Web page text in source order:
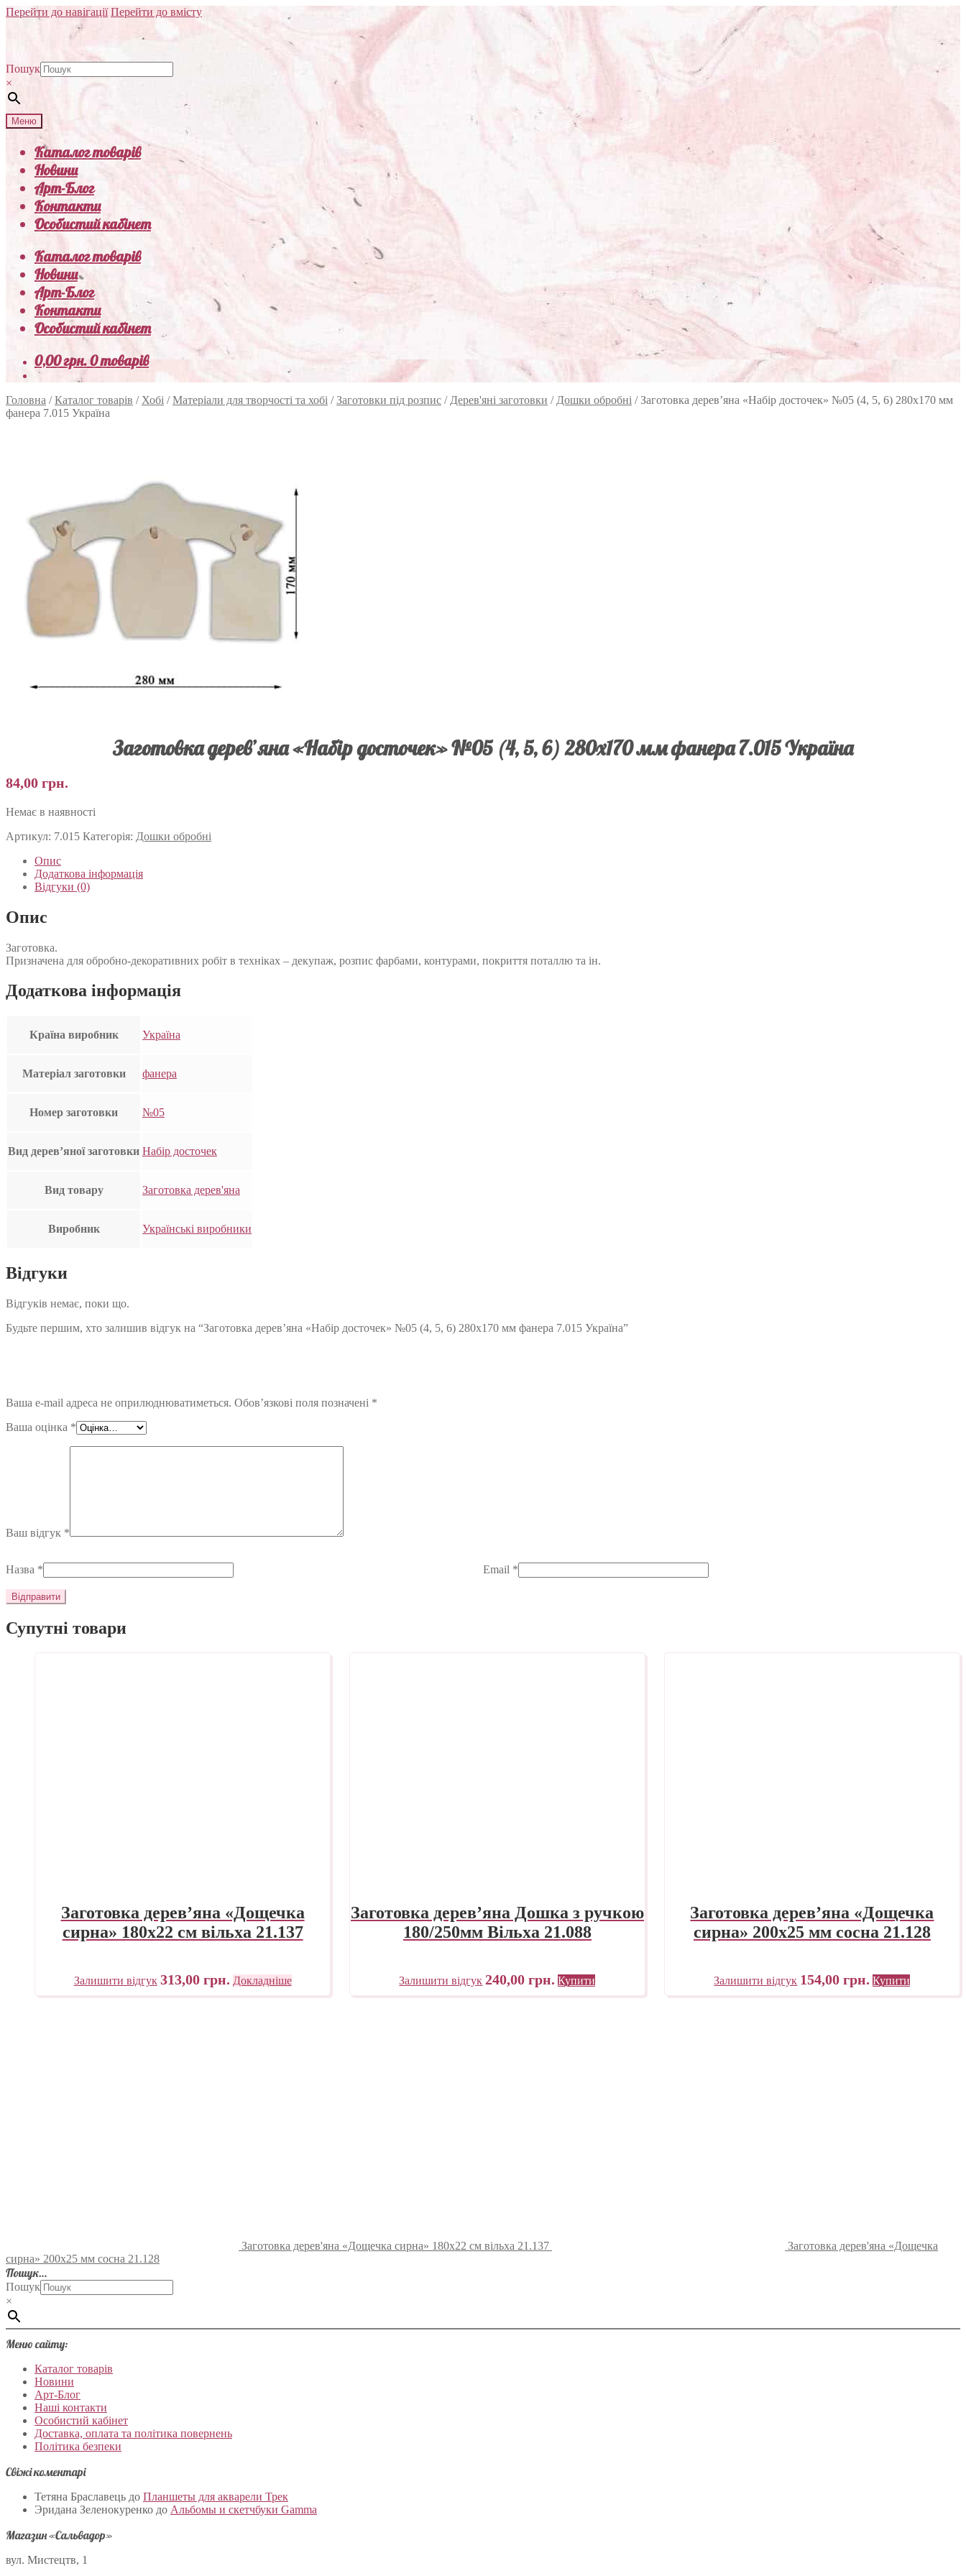
Перейти до навігації Перейти до вмісту
Пошук
×
Меню
Каталог товарів
Новини
Арт-Блог
Контакти
Особистий кабінет
Каталог товарів
Новини
Арт-Блог
Контакти
Особистий кабінет
0,00грн.0 товарів
Головна /Каталог товарів / Хобі /Матеріали для творчості та хобі /Заготовки під розпис / Дерев'яні заготовки / Дошки обробні /Заготовка дерев’яна «Набір досточек» №05 (4, 5, 6) 280х170 мм
фанера 7.015 Україна
Заготовка дерев’яна «Набір досточек» №05 (4, 5, 6) 280х170 мм фанера 7.015 Україна
84,00 грн.
Немає в наявності
Артикул: 7.015 Категорія: Дошки обробні
Опис
Додаткова інформація
Відгуки (0)
Опис
Заготовка.
Призначена для обробно-декоративних робіт в техніках – декупаж, розпис фарбами, контурами, покриття поталлю та ін.
Додаткова інформація
Країна виробник Україна
Матеріал заготовки фанера
Номер заготовки №05
Вид дерев’яної заготовки Набір досточек
Вид товару Заготовка дерев'яна
Виробник Українські виробники
Відгуки
Відгуків немає, поки що.
Будьте першим, хто залишив відгук на “Заготовка дерев’яна «Набір досточек» №05 (4, 5, 6) 280х170 мм фанера 7.015 Україна”
Ваша e-mail адреса не оприлюднюватиметься. Обов’язкові поля позначені *
Ваша оцінка *
Ваш відгук *
Назва * Email *
Супутні товари
Заготовка дерев’яна «Дощечка
сирна» 180х22 см вільха 21.137
Залишити відгук 313,00 грн. Докладніше
Заготовка дерев’яна Дошка з ручкою
180/250мм Вільха 21.088
Залишити відгук 240,00грн. Купити
Заготовка дерев’яна «Дощечка
сирна» 200х25 мм сосна 21.128
Залишити відгук 154,00грн. Купити
Заготовка дерев'яна «Дощечка сирна» 180х22 см вільха 21.137
Заготовка дерев'яна «Дощечка
сирна» 200х25 мм сосна 21.128
Пошук…
Пошук
×
Меню сайту:
Каталог товарів
Новини
Арт-Блог
Наші контакти
Особистий кабінет
Доставка, оплата та політика повернень
Політика безпеки
Свіжі коментарі
Тетяна Браславець до Планшеты для акварели Трек
Эридана Зеленокуренко до Альбомы и скетчбуки Gamma
Магазин «Сальвадор»
вул. Мистецтв, 1